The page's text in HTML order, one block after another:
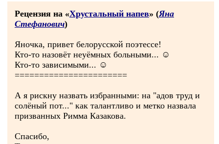
Рецензия на «Хрустальный напев» (Яна
Стефанович)
Яночка, привет белорусской поэтессе!
Кто-то назовёт неуёмных больными... ☺
Кто-то зависимыми... ☺
=======================
А я рискну назвать избранными: на "адов труд и
солёный пот..." как талантливо и метко назвала
призванных Римма Казакова.
Спасибо,